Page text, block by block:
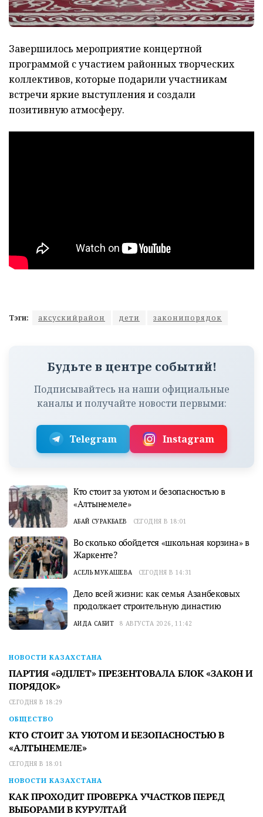
Завершилось мероприятие концертной
программой с участием районных творческих
коллективов, которые подарили участникам
встречи яркие выступления и создали
позитивную атмосферу.
Тэги: аксускийрайон дети законипорядок
Будьте в центре событий!
Подписывайтесь на наши официальные
каналы и получайте новости первыми:
Telegram Instagram
Кто стоит за уютом и безопасностью в
«Алтынемеле»
АБАЙ СУРАКБАЕВ СЕГОДНЯ В 18:01
Во сколько обойдется «школьная корзина» в
Жаркенте?
АСЕЛЬ МУКАШЕВА СЕГОДНЯ В 14:31
Дело всей жизни: как семья Азанбековых
продолжает строительную династию
АИДА САБИТ 8 АВГУСТА 2026, 11:42
НОВОСТИ КАЗАХСТАНА
ПАРТИЯ «ӘДІЛЕТ» ПРЕЗЕНТОВАЛА БЛОК «ЗАКОН И
ПОРЯДОК»
СЕГОДНЯ В 18:29
ОБЩЕСТВО
КТО СТОИТ ЗА УЮТОМ И БЕЗОПАСНОСТЬЮ В
«АЛТЫНЕМЕЛЕ»
СЕГОДНЯ В 18:01
НОВОСТИ КАЗАХСТАНА
КАК ПРОХОДИТ ПРОВЕРКА УЧАСТКОВ ПЕРЕД
ВЫБОРАМИ В КУРУЛТАЙ